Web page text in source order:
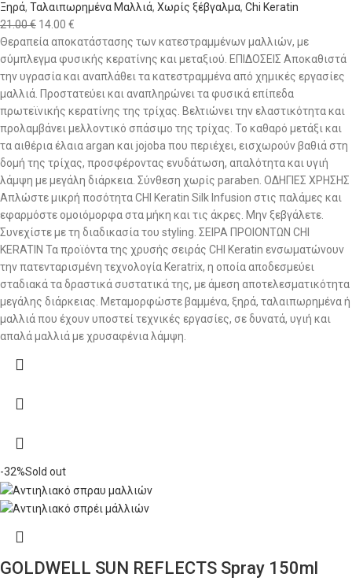
Ξηρά, Ταλαιπωρημένα Μαλλιά, Χωρίς ξέβγαλμα, Chi Keratin
21.00€ 14.00 €
Θεραπεία αποκατάστασης των κατεστραμμένων μαλλιών, με
σύμπλεγμα φυσικής κερατίνης και μεταξιού. ΕΠΙΔΟΣΕΙΣ Αποκαθιστά
την υγρασία και αναπλάθει τα κατεστραμμένα από χημικές εργασίες
μαλλιά. Προστατεύει και αναπληρώνει τα φυσικά επίπεδα
πρωτεϊνικής κερατίνης της τρίχας. Βελτιώνει την ελαστικότητα και
προλαμβάνει μελλοντικό σπάσιμο της τρίχας. Το καθαρό μετάξι και
τα αιθέρια έλαια argan και jojoba που περιέχει, εισχωρούν βαθιά στη
δομή της τρίχας, προσφέροντας ενυδάτωση, απαλότητα και υγιή
λάμψη με μεγάλη διάρκεια. Σύνθεση χωρίς paraben. ΟΔΗΓΙΕΣ ΧΡΗΣΗΣ
Απλώστε μικρή ποσότητα CHI Keratin Silk Infusion στις παλάμες και
εφαρμόστε ομοιόμορφα στα μήκη και τις άκρες. Μην ξεβγάλετε.
Συνεχίστε με τη διαδικασία του styling. ΣΕΙΡΑ ΠΡΟΙΟΝΤΩΝ CHI
KERATIN Τα προϊόντα της χρυσής σειράς CHI Keratin ενσωματώνουν
την πατενταρισμένη τεχνολογία Keratrix, η οποία αποδεσμεύει
σταδιακά τα δραστικά συστατικά της, με άμεση αποτελεσματικότητα
μεγάλης διάρκειας. Μεταμορφώστε βαμμένα, ξηρά, ταλαιπωρημένα ή
μαλλιά που έχουν υποστεί τεχνικές εργασίες, σε δυνατά, υγιή και
απαλά μαλλιά με χρυσαφένια λάμψη.
-32%Sold out
GOLDWELL SUN REFLECTS Spray 150ml